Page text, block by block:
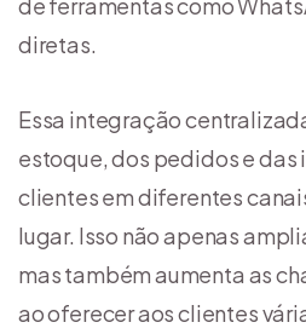
diretas.
Essa integração
estoque, dos pedidos e das
clientes em diferentes
lugar. Isso não apenas
mas também aumenta as
ao oferecer aos clientes